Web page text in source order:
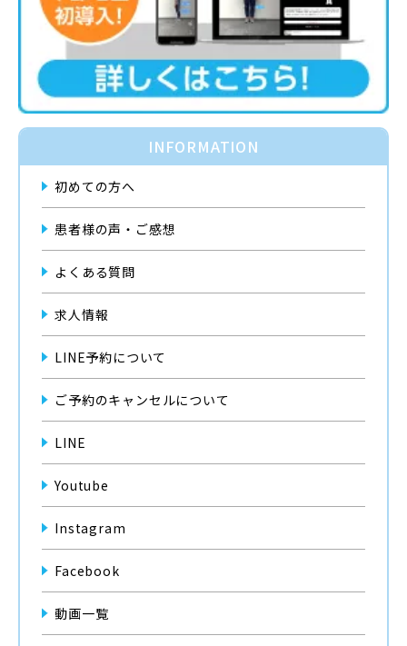
INFORMATION
初めての方へ
患者様の声・ご感想
よくある質問
求人情報
LINE予約について
ご予約のキャンセルについて
LINE
Youtube
Instagram
Facebook
動画一覧